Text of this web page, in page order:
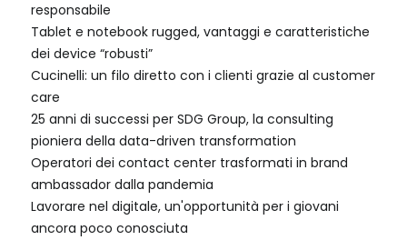
responsabile
Tablet e notebook rugged, vantaggi e caratteristiche
dei device “robusti”
Cucinelli: un filo diretto con i clienti grazie al customer
care
25 anni di successi per SDG Group, la consulting
pioniera della data-driven transformation
Operatori dei contact center trasformati in brand
ambassador dalla pandemia
Lavorare nel digitale, un'opportunità per i giovani
ancora poco conosciuta